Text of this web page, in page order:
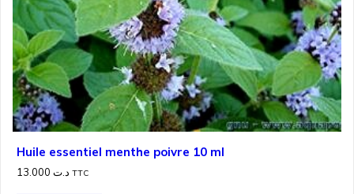
Huile essentiel menthe poivre 10 ml
د.ت TTC